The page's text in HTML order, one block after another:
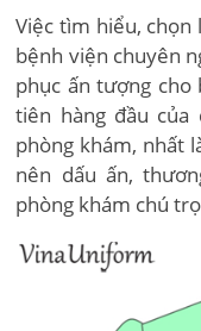
Việc tìm hiểu,
bệnh viện chuyên
phục ấn tượng
tiên hàng đầu của
phòng khám, nhất
nên dấu ấn,
phòng khám chú